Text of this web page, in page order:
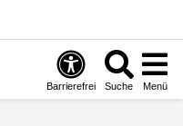
Barrierefrei Suche Menü